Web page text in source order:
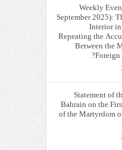
Weekly
September 2025):
Interior
Repeating the
Between the
Foreign
Statement of
Bahrain on the
of the Martyrdom